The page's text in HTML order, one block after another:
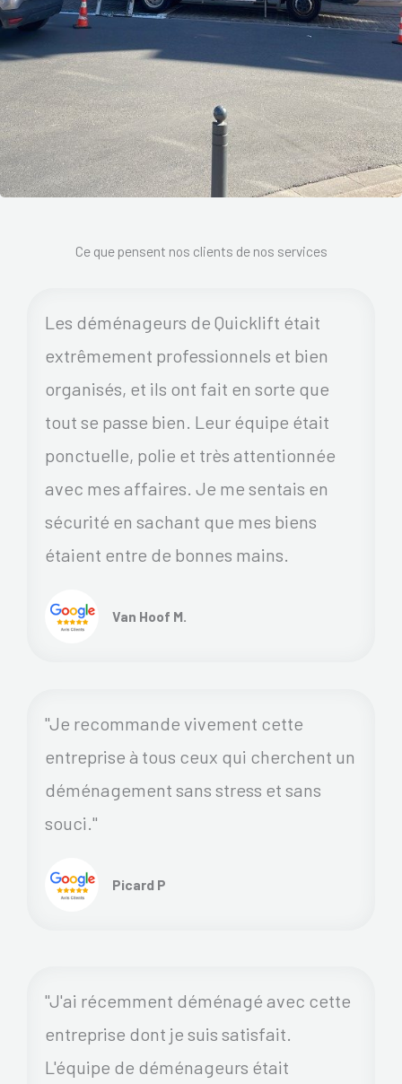
Ce que pensent nos clients de nos services
Les déménageurs de Quicklift était
extrêmement professionnels et bien
organisés, et ils ont fait en sorte que
tout se passe bien. Leur équipe était
ponctuelle, polie et très attentionnée
avec mes affaires. Je me sentais en
sécurité en sachant que mes biens
étaient entre de bonnes mains.
Van Hoof M.
"Je recommande vivement cette
entreprise à tous ceux qui cherchent un
déménagement sans stress et sans
souci."
Picard P
"J'ai récemment déménagé avec cette
entreprise dont je suis satisfait.
L'équipe de déménageurs était